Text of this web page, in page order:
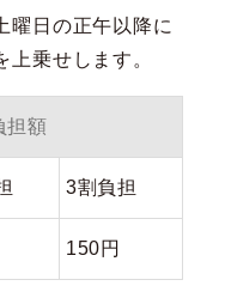
曜日の正午以降に
乗せします。
担額
3割負担
150円